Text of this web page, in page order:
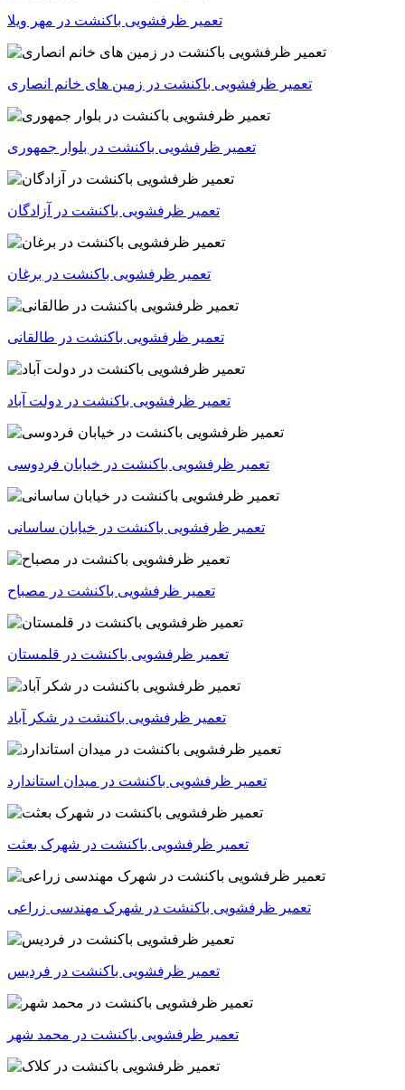
تعمیر ظرفشویی باکنشت در مهر ویلا
تعمیر ظرفشویی باکنشت در زمین های خانم انصاری
تعمیر ظرفشویی باکنشت در بلوار جمهوری
تعمیر ظرفشویی باکنشت در آزادگان
تعمیر ظرفشویی باکنشت در برغان
تعمیر ظرفشویی باکنشت در طالقانی
تعمیر ظرفشویی باکنشت در خیابان فردوسی
تعمیر ظرفشویی باکنشت در خیابان ساسانی
تعمیر ظرفشویی باکنشت در مصباح
تعمیر ظرفشویی باکنشت در قلمستان
تعمیر ظرفشویی باکنشت در شکر آباد
تعمیر ظرفشویی باکنشت در میدان استاندارد
تعمیر ظرفشویی باکنشت در شهرک بعثت
تعمیر ظرفشویی باکنشت در شهرک مهندسی زراعی
تعمیر ظرفشویی باکنشت در فردیس
تعمیر ظرفشویی باکنشت در محمد شهر